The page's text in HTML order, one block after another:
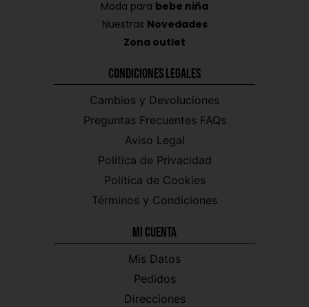
Moda para bebe niña
Nuestras Novedades
Zona outlet
Condiciones Legales
Cambios y Devoluciones
Preguntas Frecuentes FAQs
Aviso Legal
Política de Privacidad
Política de Cookies
Términos y Condiciones
Mi CUENTA
Mis Datos
Pedidos
Direcciones